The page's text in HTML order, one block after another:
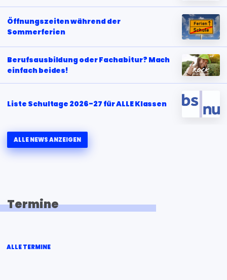
Öffnungszeiten während der
Sommerferien
Berufsausbildung oder Fachabitur? Mach
einfach beides!
Liste Schultage 2026-27 für ALLE Klassen
ALLE NEWS ANZEIGEN
Termine
ALLE TERMINE